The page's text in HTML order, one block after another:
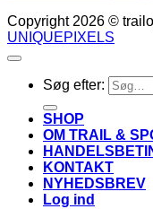
Copyright 2026 ©
UNIQUEPIXELS
Søg efter:
SHOP
OM TRAIL &
KONTAKT
NYHEDSBREV
Log ind